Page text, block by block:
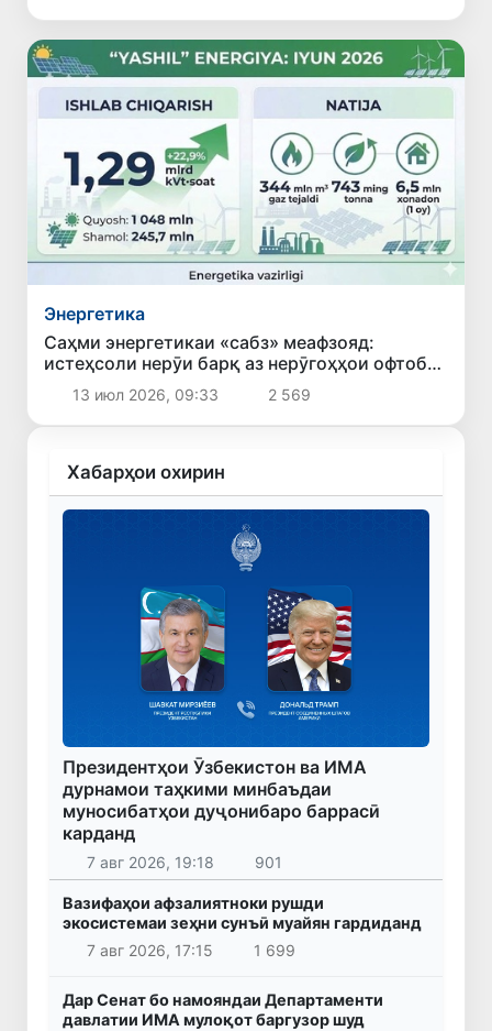
Энергетика
Саҳми энергетикаи «сабз» меафзояд:
истеҳсоли нерӯи барқ аз нерӯгоҳҳои офтобӣ
ва бодӣ дар моҳи июн 22,9 фоиз афзоиш ёфт
13 июл 2026, 09:33 2 569
Хабарҳои охирин
Президентҳои Ӯзбекистон ва ИМА
дурнамои таҳкими минбаъдаи
муносибатҳои дуҷонибаро баррасӣ
карданд
7 авг 2026, 19:18 901
Вазифаҳои афзалиятноки рушди
экосистемаи зеҳни сунъӣ муайян гардиданд
7 авг 2026, 17:15
1 699
Дар Сенат бо намояндаи Департаменти
давлатии ИМА мулоқот баргузор шуд